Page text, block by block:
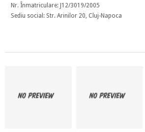
Nr. Înmatriculare: J12/3019/2005
Sediu social: Str. Arinilor 20, Cluj-Napoca